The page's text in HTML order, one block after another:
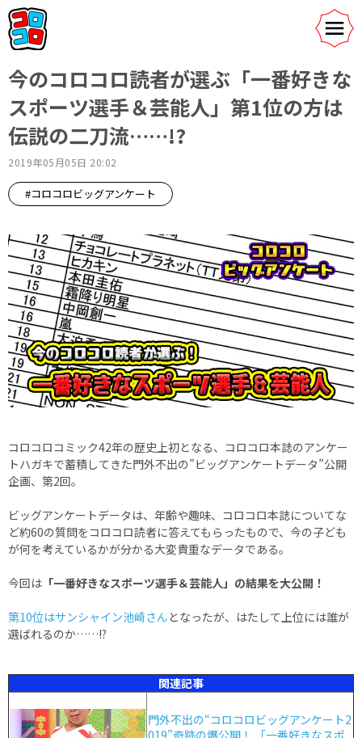
今のコロコロ読者が選ぶ「一番好きな
スポーツ選手＆芸能人」第1位の方は
伝説の二刀流……!?
2019年05月05日 20:02
#コロコロビッグアンケート
コロコロコミック42年の歴史上初となる、コロコロ本誌のアンケー
トハガキで蓄積してきた門外不出の”ビッグアンケートデータ”公開
企画、第2回。
ビッグアンケートデータは、年齢や趣味、コロコロ本誌についてな
ど約60の質問をコロコロ読者に答えてもらったもので、今の子ども
が何を考えているかが分かる大変貴重なデータである。
今回は 「一番好きなスポーツ選手＆芸能人」の結果を大公開！
第10位はサンシャイン池崎さん となったが、はたして上位には誰が
選ばれるのか……!?
関連記事
門外不出の“コロコロビッグアンケート2
019”奇跡の爆公開！ 「一番好きなスポ